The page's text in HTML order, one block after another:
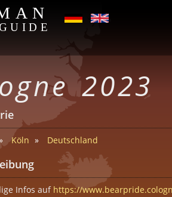
2023
Köln Deutschland
Infos auf https://